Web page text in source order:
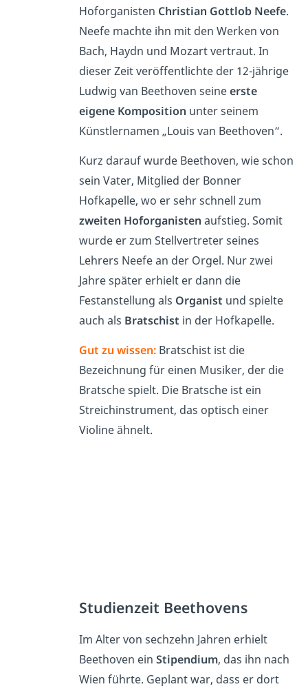
Hoforganisten Christian Gottlob Neefe.
Neefe machte ihn mit den Werken von
Bach, Haydn und Mozart vertraut. In
dieser Zeit veröffentlichte der 12-jährige
Ludwig van Beethoven seineerste
eigene Komposition unter seinem
Künstlernamen „Louis van Beethoven“.
Kurz darauf wurde Beethoven, wie schon
sein Vater, Mitglied der Bonner
Hofkapelle, wo er sehr schnell zum
zweiten Hoforganisten aufstieg. Somit
wurde er zum Stellvertreter seines
Lehrers Neefe an der Orgel. Nur zwei
Jahre später erhielt er dann die
Festanstellung als Organist und spielte
auch als Bratschist in der Hofkapelle.
Gut zu wissen: Bratschist ist die
Bezeichnung für einen Musiker, der die
Bratsche spielt. Die Bratsche ist ein
Streichinstrument, das optisch einer
Violine ähnelt.
Studienzeit Beethovens
Im Alter von sechzehn Jahren erhielt
Beethoven ein Stipendium, das ihn nach
Wien führte. Geplant war, dass er dort